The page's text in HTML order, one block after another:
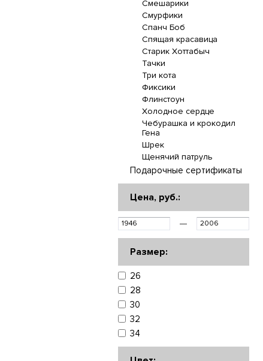
Смешарики
Смурфики
Спанч Боб
Спящая красавица
Старик Хоттабыч
Тачки
Три кота
Фиксики
Флинстоун
Холодное сердце
Чебурашка и крокодил
Гена
Шрек
Щенячий патруль
Подарочные сертификаты
Цена, руб.:
—
Размер:
26
28
30
32
34